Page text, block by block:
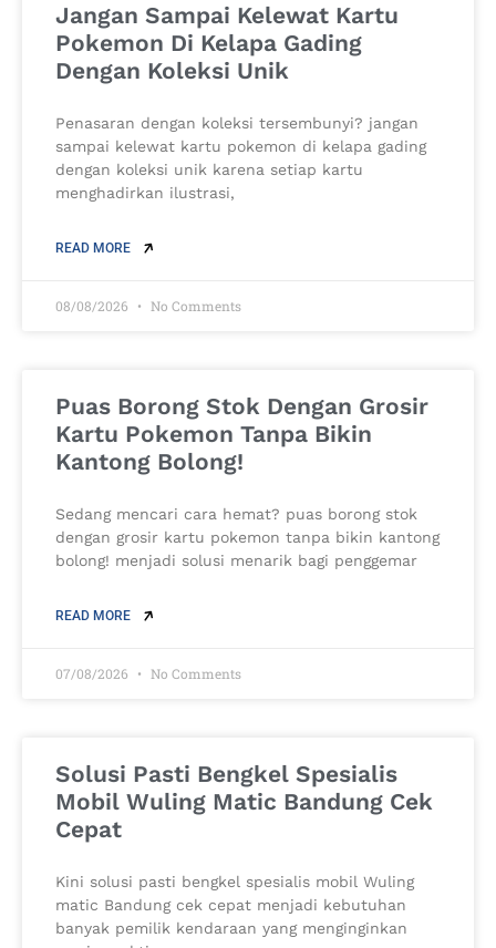
Jangan Sampai Kelewat Kartu
Pokemon Di Kelapa Gading
Dengan Koleksi Unik
Penasaran dengan koleksi tersembunyi? jangan
sampai kelewat kartu pokemon di kelapa gading
dengan koleksi unik karena setiap kartu
menghadirkan ilustrasi,
READ MORE
08/08/2026 No Comments
Puas Borong Stok Dengan Grosir
Kartu Pokemon Tanpa Bikin
Kantong Bolong!
Sedang mencari cara hemat? puas borong stok
dengan grosir kartu pokemon tanpa bikin kantong
bolong! menjadi solusi menarik bagi penggemar
READ MORE
07/08/2026 No Comments
Solusi Pasti Bengkel Spesialis
Mobil Wuling Matic Bandung Cek
Cepat
Kini solusi pasti bengkel spesialis mobil Wuling
matic Bandung cek cepat menjadi kebutuhan
banyak pemilik kendaraan yang menginginkan